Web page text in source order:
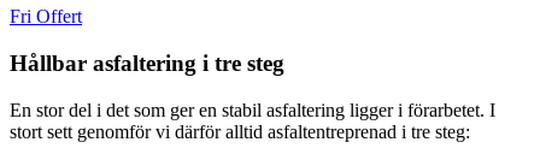
Fri Offert
Hållbar asfaltering i tre steg
En stor del i det som ger en stabil asfaltering ligger i förarbetet. I
stort sett genomför vi därför alltid asfaltentreprenad i tre steg: